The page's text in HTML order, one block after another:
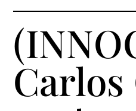
Carlos